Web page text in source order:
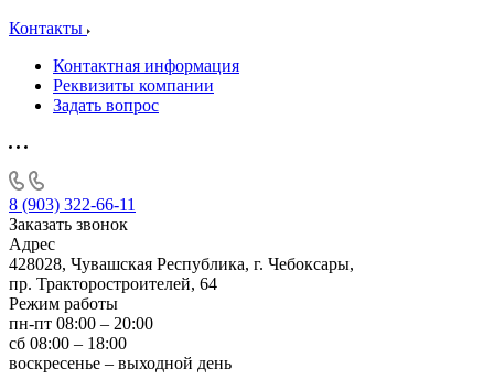
Контакты
Контактная информация
Реквизиты компании
Задать вопрос
8 (903) 322-66-11
Заказать звонок
Адрес
428028, Чувашская Республика, г. Чебоксары,
пр. Тракторостроителей, 64
Режим работы
пн-пт 08:00 – 20:00
сб 08:00 – 18:00
воскресенье – выходной день